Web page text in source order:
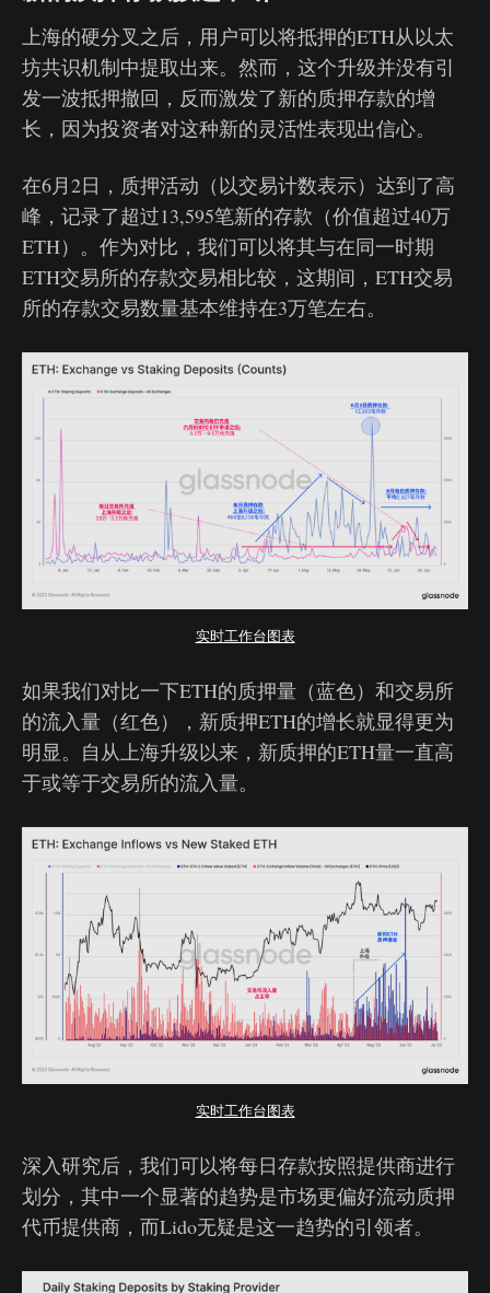
上海的硬分叉之后，用户可以将抵押的ETH从以太
坊共识机制中提取出来。然而，这个升级并没有引
发一波抵押撤回，反而激发了新的质押存款的增
长，因为投资者对这种新的灵活性表现出信心。
在6月2日，质押活动（以交易计数表示）达到了高
峰，记录了超过13,595笔新的存款（价值超过40万
ETH）。作为对比，我们可以将其与在同一时期
ETH交易所的存款交易相比较，这期间，ETH交易
所的存款交易数量基本维持在3万笔左右。
实时工作台图表
如果我们对比一下ETH的质押量（蓝色）和交易所
的流入量（红色），新质押ETH的增长就显得更为
明显。自从上海升级以来，新质押的ETH量一直高
于或等于交易所的流入量。
实时工作台图表
深入研究后，我们可以将每日存款按照提供商进行
划分，其中一个显著的趋势是市场更偏好流动质押
代币提供商，而Lido无疑是这一趋势的引领者。